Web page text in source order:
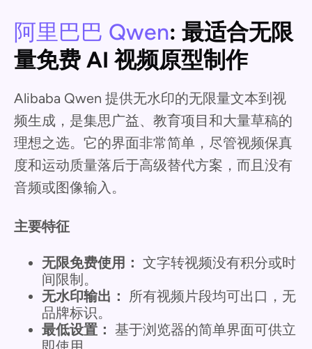
阿里巴巴 Qwen: 最适合无限
量免费 AI 视频原型制作
Alibaba Qwen 提供无水印的无限量文本到视
频生成，是集思广益、教育项目和大量草稿的
理想之选。它的界面非常简单，尽管视频保真
度和运动质量落后于高级替代方案，而且没有
音频或图像输入。
主要特征
无限免费使用： 文字转视频没有积分或时
间限制。
无水印输出：
所有视频片段均可出口，无
品牌标识。
最低设置： 基于浏览器的简单界面可供立